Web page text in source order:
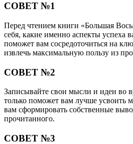
СОВЕТ №1
Перед чтением книги «Большая
себя, какие именно аспекты успеха
поможет вам сосредоточиться на
извлечь максимальную пользу из
СОВЕТ №2
Записывайте свои мысли и идеи во
только поможет вам лучше усвоить
вам сформировать собственные
прочитанного.
СОВЕТ №3